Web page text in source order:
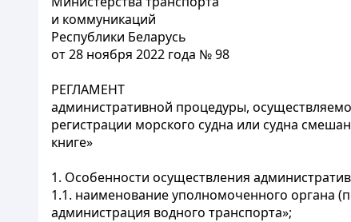
и коммуникаций
Республики Беларусь
от 28 ноября 2022 года № 98
РЕГЛАМЕНТ
административной процедуры,
регистрации морского судна или судна
книге»
1. Особенности осуществления
1.1. наименование уполномоченного органа
администрация водного транспорта»;